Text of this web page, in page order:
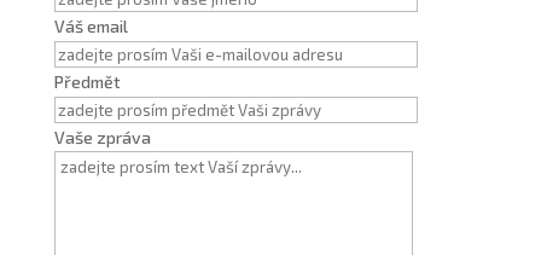
Váš email
Předmět
Vaše zpráva